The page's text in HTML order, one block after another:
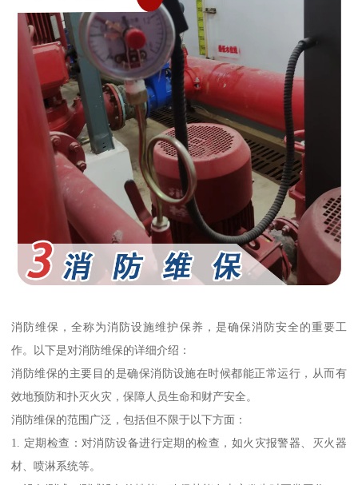
消防维保，全称为消防设施维护保养，是确保消防安全的重要工
作。以下是对消防维保的详细介绍：
消防维保的主要目的是确保消防设施在时候都能正常运行，从而有
效地预防和扑灭火灾，保障人员生命和财产安全。
消防维保的范围广泛，包括但不限于以下方面：
1. 定期检查：对消防设备进行定期的检查，如火灾报警器、灭火器
材、喷淋系统等。